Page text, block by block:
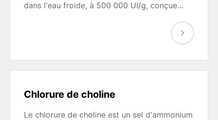
dans l'eau froide, à 500 000 UI/g, conçue…
Chlorure de choline
Le chlorure de choline est un sel d'ammonium